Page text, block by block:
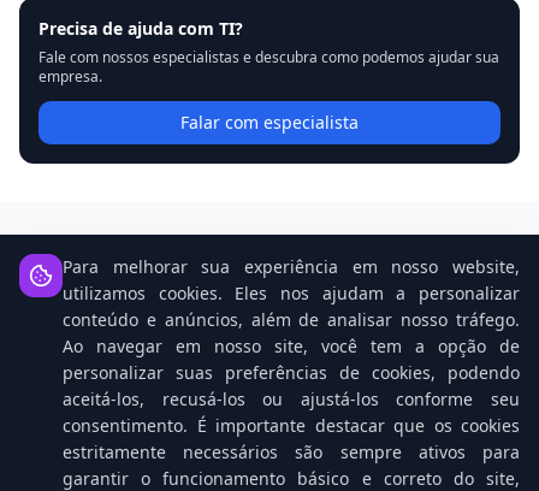
Precisa de ajuda com TI?
Fale com nossos especialistas e descubra como podemos ajudar sua
empresa.
Falar com especialista
Notícias Relacionadas
Para melhorar sua experiência em nosso website,
utilizamos cookies. Eles nos ajudam a personalizar
conteúdo e anúncios, além de analisar nosso tráfego.
Ao navegar em nosso site, você tem a opção de
personalizar suas preferências de cookies, podendo
aceitá-los, recusá-los ou ajustá-los conforme seu
consentimento. É importante destacar que os cookies
estritamente necessários são sempre ativos para
garantir o funcionamento básico e correto do site,